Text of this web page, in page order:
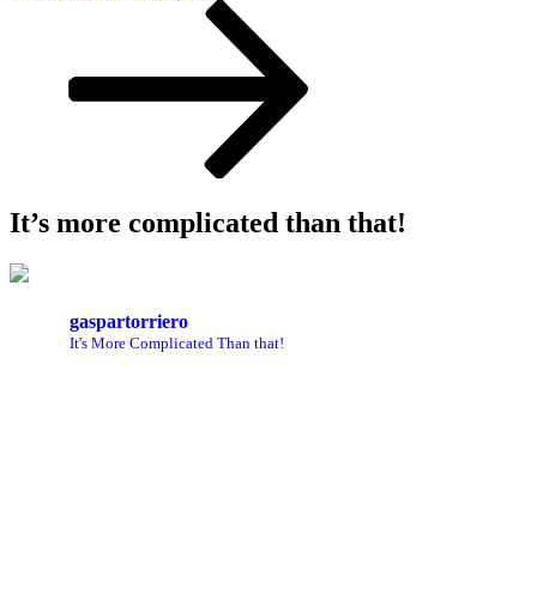
It’s more complicated than that!
gaspartorriero
It's More Complicated Than that!